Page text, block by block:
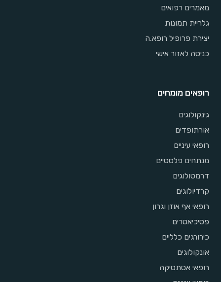
מאמרים רפואים
גלריית תמונות
יצירת פרופיל רופא.ה
כניסה לאזור אישי
רופאים מומחים
גינקולוגים
אורתופדים
רופאי עיניים
מנתחים פלסטיים
דרמטולוגים
קרדיולוגים
רופאי אף אוזן וגרון
פסיכיאטרים
כירורגים כלליים
אונקולוגים
רופאי אסתטיקה